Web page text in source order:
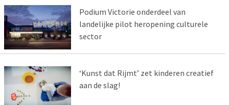
Podium Victorie onderdeel van
landelijke pilot heropening culturele
sector
‘Kunst dat Rijmt’ zet kinderen creatief
aan de slag!